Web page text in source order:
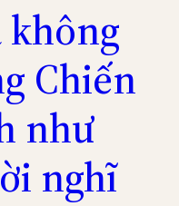
không
Chiến
như
nghĩ